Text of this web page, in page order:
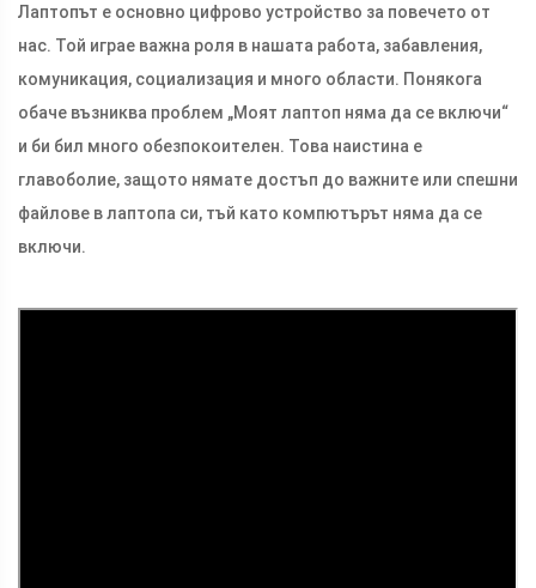
Лаптопът е основно цифрово устройство за повечето от
нас. Той играе важна роля в нашата работа, забавления,
комуникация, социализация и много области. Понякога
обаче възниква проблем „Моят лаптоп няма да се включи“
и би бил много обезпокоителен. Това наистина е
главоболие, защото нямате достъп до важните или спешни
файлове в лаптопа си, тъй като компютърът няма да се
включи.